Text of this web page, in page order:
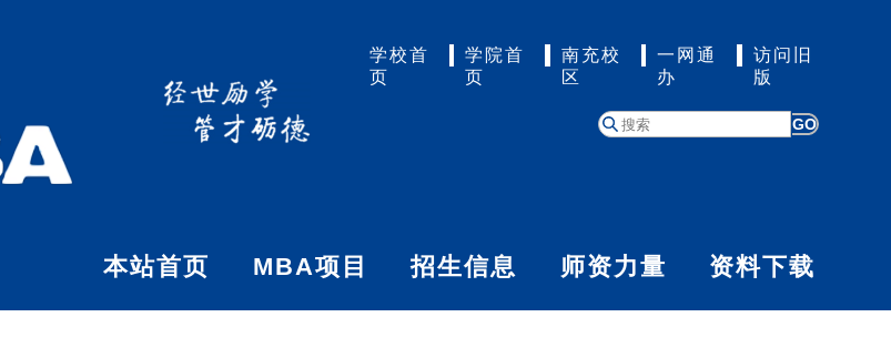
学校首
页
学院首
页
南充校
区
一网通
办
访问旧
版
GO
本站首页 MBA项目 招生信息 师资力量 资料下载